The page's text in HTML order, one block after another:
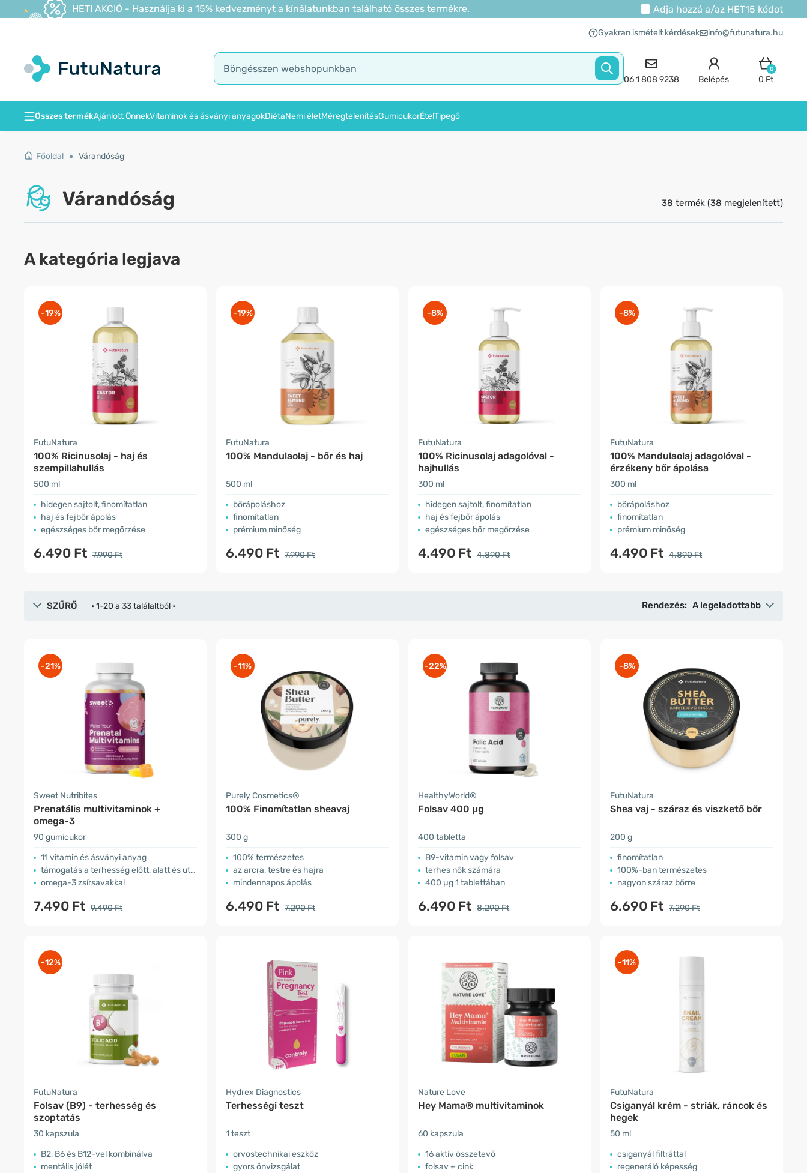
HETI AKCIÓ - Használja ki a 15% kedvezményt a kínálatunkban található összes termékre. Adja hozzá a/az HET15 kódot
Gyakran ismételt kérdések info@futunatura.hu
06 1 808 9238 Belépés
0
0 Ft
Összes termékAjánlott ÖnnekVitaminok és ásványi anyagokDiétaNemi életMéregtelenítésGumicukorÉtelTipegő
Főoldal Várandóság
Várandóság 38 termék (38 megjelenített)
A kategória legjava
-19%
FutuNatura
100% Ricinusolaj - haj és
szempillahullás
500 ml
hidegen sajtolt, finomítatlan
haj és fejbőr ápolás
egészséges bőr megőrzése
6.490 Ft 7.990 Ft
-19%
FutuNatura
100% Mandulaolaj - bőr és haj
500 ml
​bőrápoláshoz
finomítatlan
prémium minőség
6.490 Ft 7.990 Ft
-8%
FutuNatura
100% Ricinusolaj adagolóval -
hajhullás
300 ml
hidegen sajtolt, finomítatlan
haj és fejbőr ápolás
egészséges bőr megőrzése
4.490 Ft 4.890 Ft
-8%
FutuNatura
100% Mandulaolaj adagolóval -
érzékeny bőr ápolása
300 ml
​bőrápoláshoz
finomítatlan
prémium minőség
4.490 Ft 4.890 Ft
SZŰRŐ • 1-20 a 33 találaltból • Rendezés: A legeladottabb
-21%
Sweet Nutribites
Prenatális multivitaminok +
omega-3
90 gumicukor
11 vitamin és ásványi anyag
támogatás a terhesség előtt, alatt és után
omega-3 zsírsavakkal
7.490 Ft 9.490 Ft
-11%
Purely Cosmetics®
100% Finomítatlan sheavaj
300 g
100% természetes
az arcra, testre és hajra
mindennapos ápolás
6.490 Ft 7.290 Ft
-22%
HealthyWorld®
Folsav 400 µg
400 tabletta
B9-vitamin vagy folsav
terhes nők számára
400 µg 1 tablettában
6.490 Ft 8.290 Ft
-8%
FutuNatura
Shea vaj - száraz és viszkető bőr
200 g
finomítatlan
100%-ban természetes
nagyon száraz bőrre
6.690 Ft 7.290 Ft
-12%
FutuNatura
Folsav (B9) - terhesség és
szoptatás
30 kapszula
B2, B6 és B12-vel kombinálva
mentális jólét
Hydrex Diagnostics
Terhességi teszt
1 teszt
orvostechnikai eszköz
gyors önvizsgálat
Nature Love
Hey Mama® multivitaminok
60 kapszula
16 aktív összetevő
folsav + cink
-11%
FutuNatura
Csiganyál krém - striák, ráncok és
hegek
50 ml
csiganyál filtráttal
regeneráló képesség